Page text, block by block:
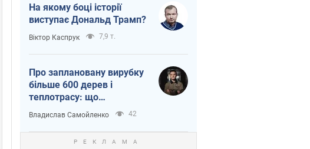
На якому боці історії
виступає Дональд Трамп?
Віктор Каспрук 7,9 т.
Про заплановану вирубку
більше 600 дерев і
теплотрасу: що
відбувається на Теремках
у Києві
Владислав Самойленко 42